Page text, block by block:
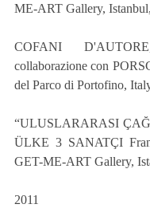
ME-ART Gallery,
COFANI
collaborazione con
del Parco di Portofino,
“ULUSLARARASI
ÜLKE 3 SANATÇI
GET-ME-ART Gallery,
2011